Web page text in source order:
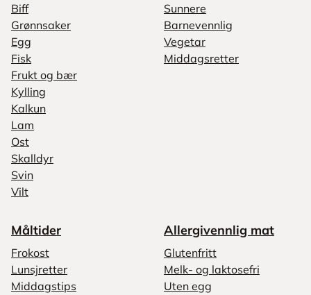
Biff
Grønnsaker
Egg
Fisk
Frukt og bær
Kylling
Kalkun
Lam
Ost
Skalldyr
Svin
Vilt
Sunnere
Barnevennlig
Vegetar
Middagsretter
Måltider
Frokost
Lunsjretter
Middagstips
Allergivennlig mat
Glutenfritt
Melk- og laktosefri
Uten egg